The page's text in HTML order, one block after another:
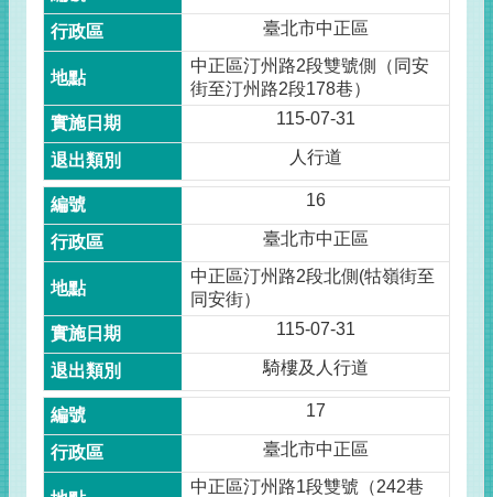
臺北市中正區
中正區汀州路2段雙號側（同安
街至汀州路2段178巷）
115-07-31
人行道
16
臺北市中正區
中正區汀州路2段北側(牯嶺街至
同安街）
115-07-31
騎樓及人行道
17
臺北市中正區
中正區汀州路1段雙號（242巷